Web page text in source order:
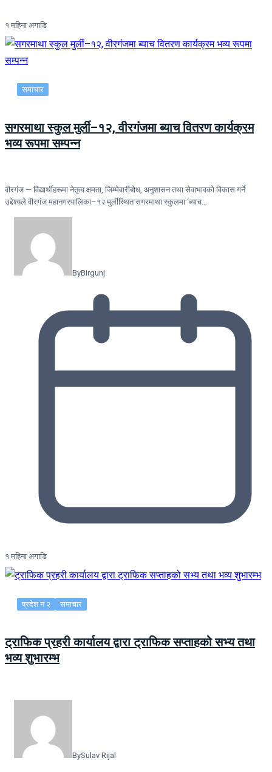
१ महिना अगाडि
समाचार
सगरमाथा स्कुल मुर्ली–१२, वीरगंजमा ब्याच वितरण कार्यक्रम
भव्य रूपमा सम्पन्न
वीरगंज — विद्यार्थीहरूमा नेतृत्व क्षमता, जिम्मेवारीबोध, अनुशासन तथा सेवाभावको विकास गर्ने
उद्देश्यले वीरगंज महानगरपालिका–१२ मुर्लीस्थित सगरमाथा स्कुलमा ‘ब्याच…
ByBirgunj
१ महिना अगाडि
प्रदेश नं २ समाचार
ट्राफिक प्रहरी कार्यालय द्वारा ट्राफिक सप्ताहको सभ्य तथा
भव्य शुभारम्भ
BySulav Rijal